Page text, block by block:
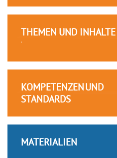
THEMEN UND INHALTE
KOMPETENZEN UND
STANDARDS
MATERIALIEN